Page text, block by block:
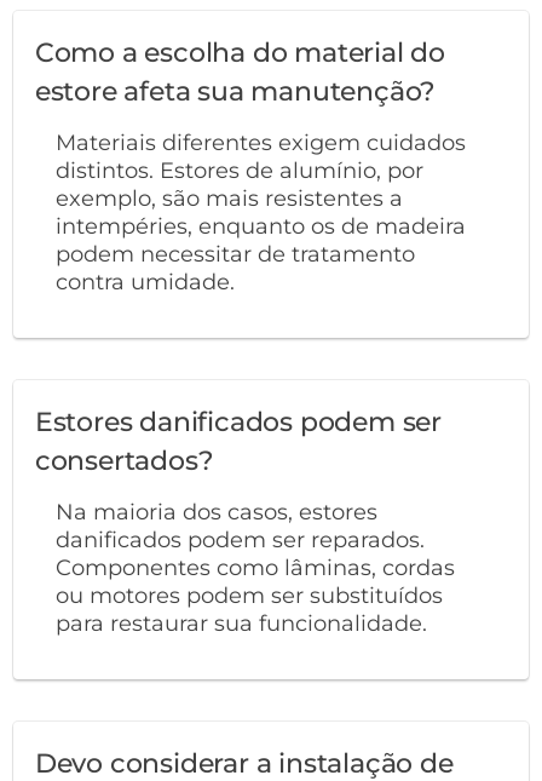
Como a escolha do material do
estore afeta sua manutenção?
Materiais diferentes exigem cuidados
distintos. Estores de alumínio, por
exemplo, são mais resistentes a
intempéries, enquanto os de madeira
podem necessitar de tratamento
contra umidade.
Estores danificados podem ser
consertados?
Na maioria dos casos, estores
danificados podem ser reparados.
Componentes como lâminas, cordas
ou motores podem ser substituídos
para restaurar sua funcionalidade.
Devo considerar a instalação de